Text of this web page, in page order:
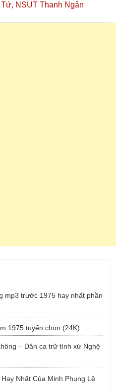
NSUT Thanh Ngân
mp3 trước 1975 hay nhất phần
1975 tuyển chọn (24K)
– Dân ca trữ tình xứ Nghệ
Nhất Của Minh Phụng Lệ